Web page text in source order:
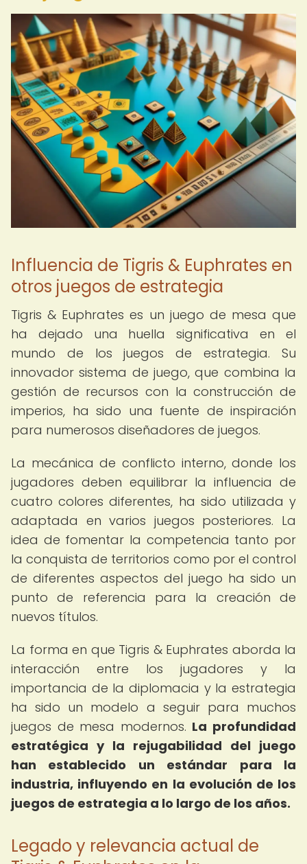
Influencia de Tigris & Euphrates en
otros juegos de estrategia
Tigris & Euphrates es un juego de mesa que
ha dejado una huella significativa en el
mundo de los juegos de estrategia. Su
innovador sistema de juego, que combina la
gestión de recursos con la construcción de
imperios, ha sido una fuente de inspiración
para numerosos diseñadores de juegos.
La mecánica de conflicto interno, donde los
jugadores deben equilibrar la influencia de
cuatro colores diferentes, ha sido utilizada y
adaptada en varios juegos posteriores. La
idea de fomentar la competencia tanto por
la conquista de territorios como por el control
de diferentes aspectos del juego ha sido un
punto de referencia para la creación de
nuevos títulos.
La forma en que Tigris & Euphrates aborda la
interacción entre los jugadores y la
importancia de la diplomacia y la estrategia
ha sido un modelo a seguir para muchos
juegos de mesa modernos. La profundidad
estratégica y la rejugabilidad del juego
han establecido un estándar para la
industria, influyendo en la evolución de los
juegos de estrategia a lo largo de los años.
Legado y relevancia actual de